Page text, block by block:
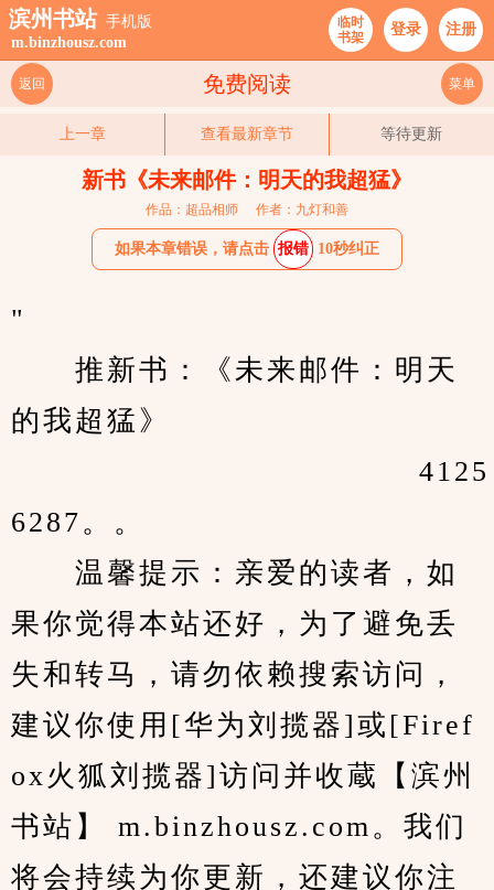
滨州书站 手机版
m.binzhousz.com
临时
书架
登录 注册
免费阅读
返回 菜单
上一章 查看最新章节 等待更新
新书《未来邮件：明天的我超猛》
作品：超品相师 作者：九灯和善
如果本章错误，请点击 报错 10秒纠正
推新书：《未来邮件：明天
的我超猛》
6287。。
温馨提示：亲爱的读者，如
果你觉得本站还好，为了避免丢
失和转马，请勿依赖搜索访问，
建议你使用[华为刘揽器]或[Firef
ox火狐刘揽器]访问并收蔵【滨州
书站】 m.binzhousz.com。我们
将会持续为你更新，还建议你注